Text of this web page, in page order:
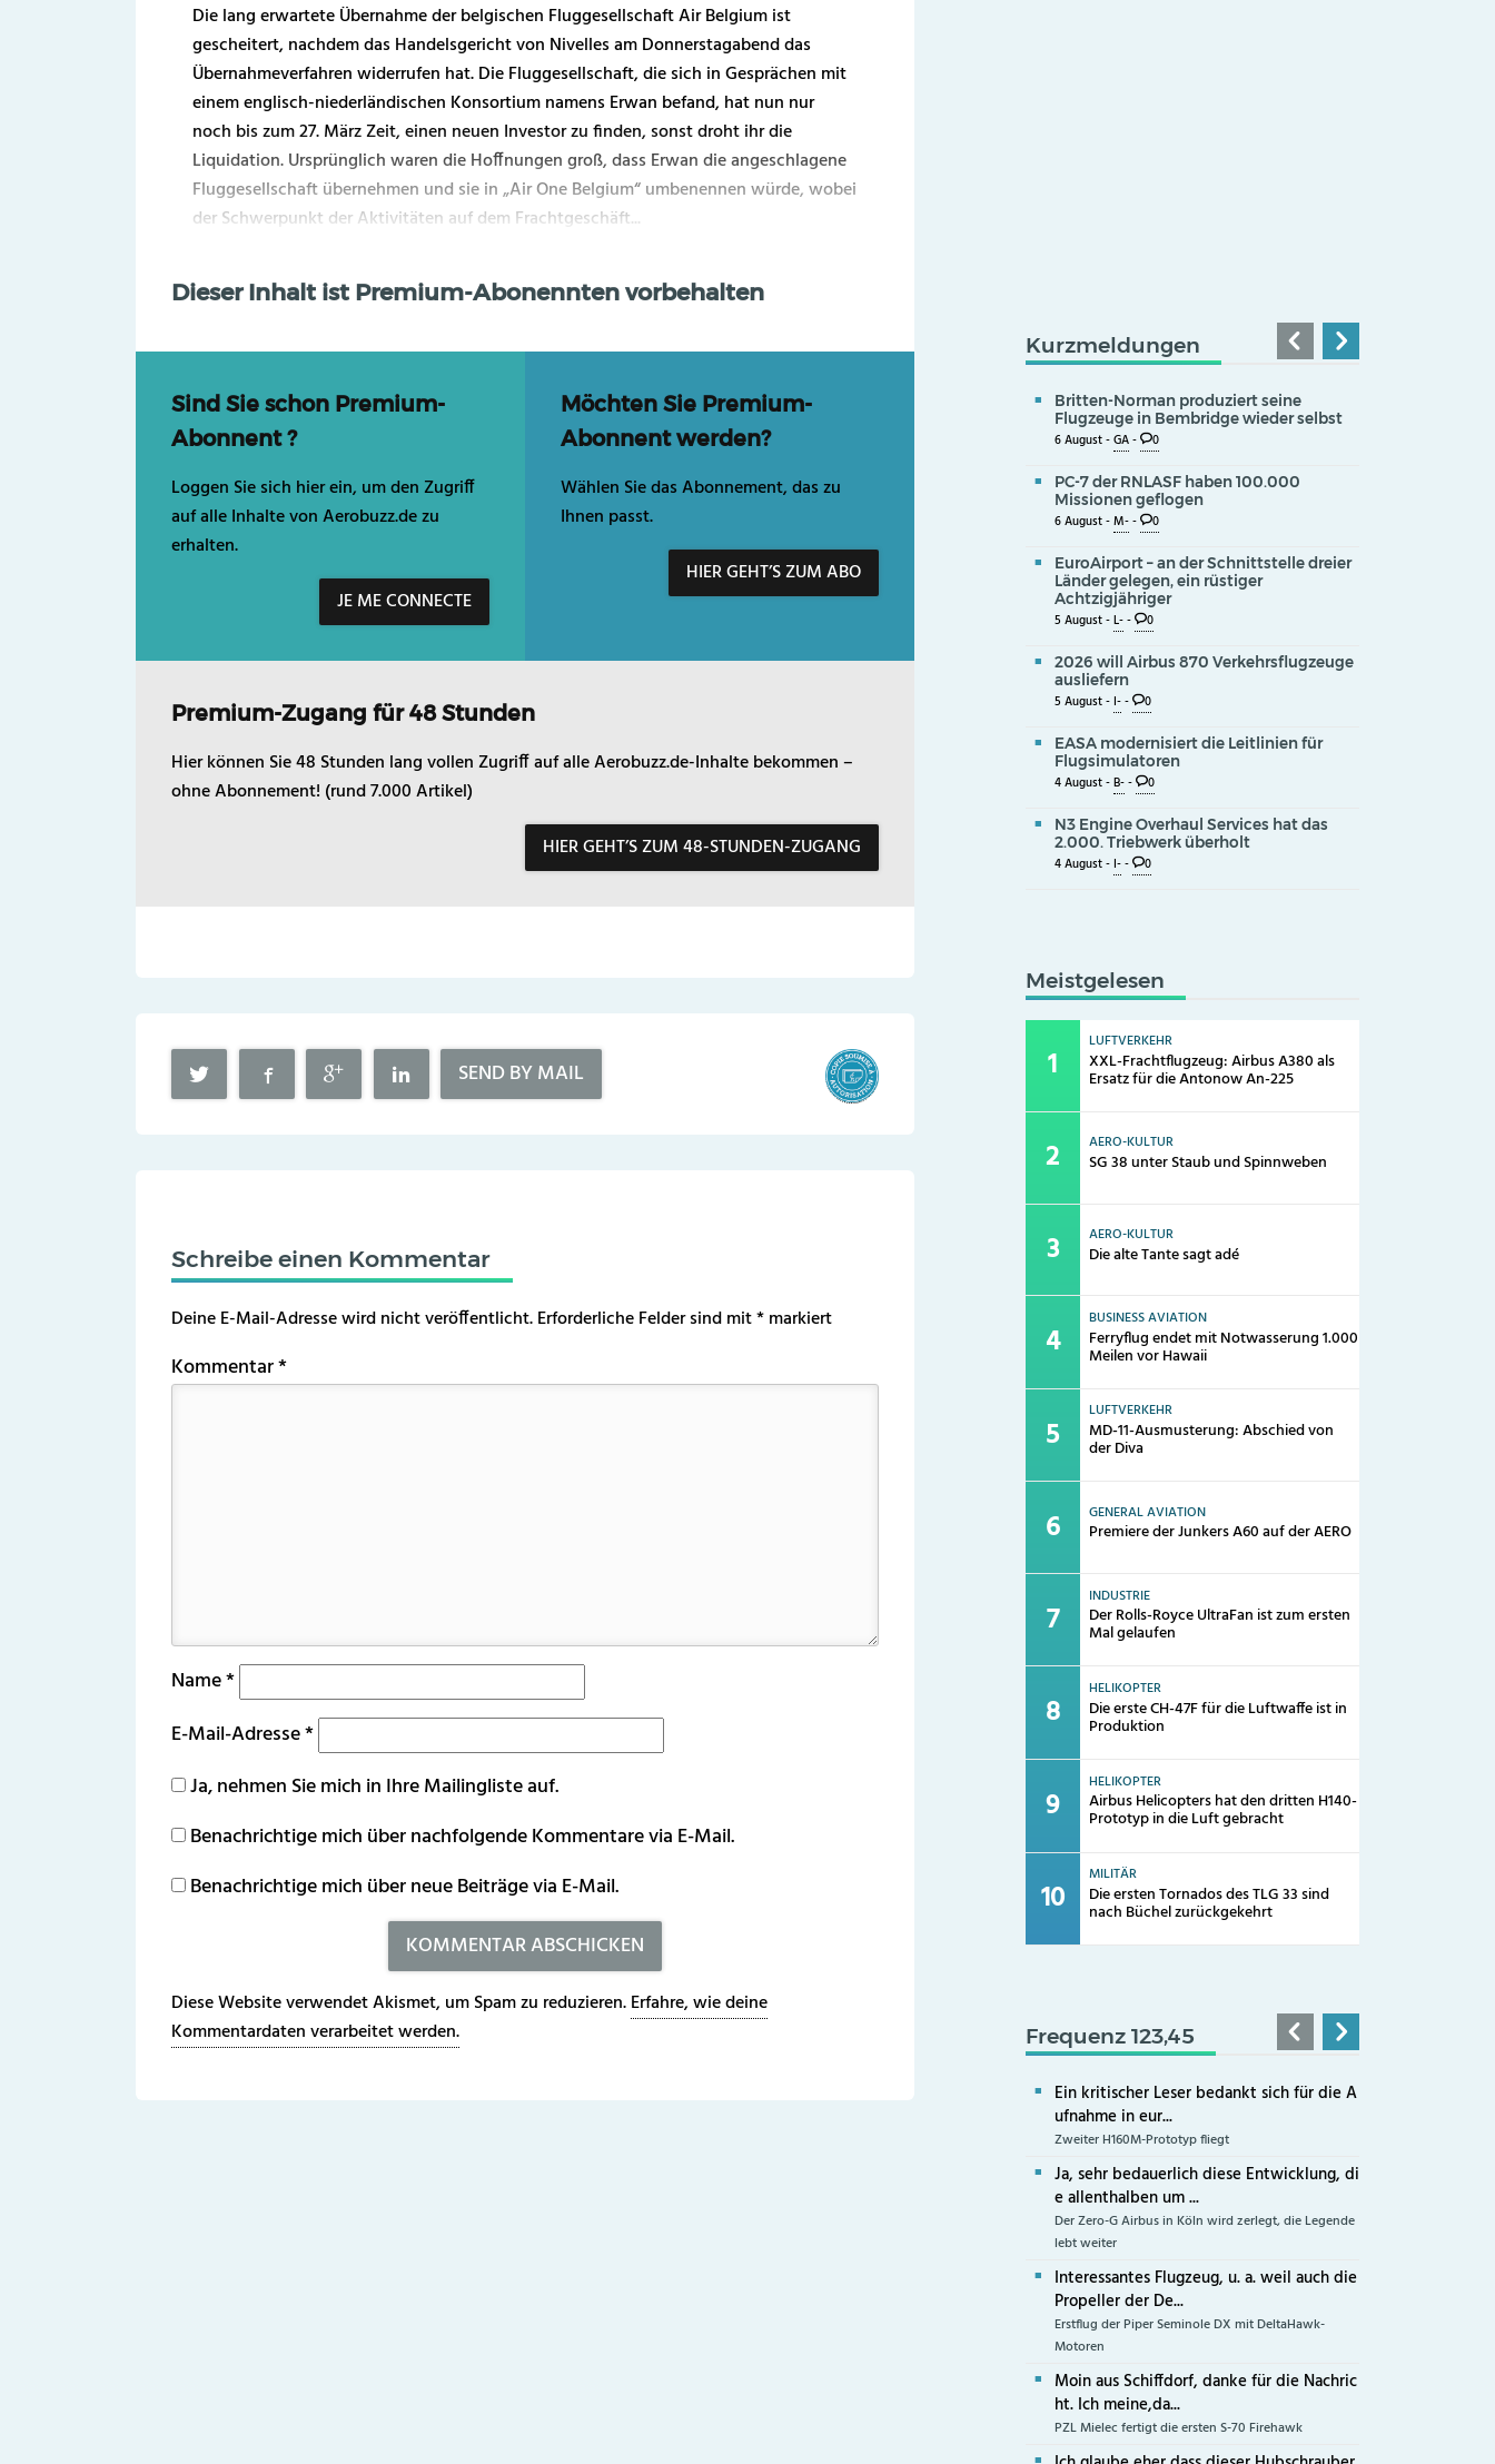
Die lang erwartete Übernahme der belgischen Fluggesellschaft Air Belgium ist
gescheitert, nachdem das Handelsgericht von Nivelles am Donnerstagabend das
Übernahmeverfahren widerrufen hat. Die Fluggesellschaft, die sich in Gesprächen mit
einem englisch-niederländischen Konsortium namens Erwan befand, hat nun nur
noch bis zum 27. März Zeit, einen neuen Investor zu finden, sonst droht ihr die
Liquidation. Ursprünglich waren die Hoffnungen groß, dass Erwan die angeschlagene
Fluggesellschaft übernehmen und sie in „Air One Belgium“ umbenennen würde, wobei
der Schwerpunkt der Aktivitäten auf dem Frachtgeschäft...
Dieser Inhalt ist Premium-Abonennten vorbehalten
Sind Sie schon Premium-
Abonnent ?
Loggen Sie sich hier ein, um den Zugriff
auf alle Inhalte von Aerobuzz.de zu
erhalten.
JE ME CONNECTE
Möchten Sie Premium-
Abonnent werden?
Wählen Sie das Abonnement, das zu
Ihnen passt.
HIER GEHT’S ZUM ABO
Premium-Zugang für 48 Stunden
Hier können Sie 48 Stunden lang vollen Zugriff auf alle Aerobuzz.de-Inhalte bekommen –
ohne Abonnement! (rund 7.000 Artikel)
HIER GEHT’S ZUM 48-STUNDEN-ZUGANG
SEND BY MAIL
Schreibe einen Kommentar
Deine E-Mail-Adresse wird nicht veröffentlicht.Erforderliche Felder sind mit*markiert
Kommentar*
Name*
E-Mail-Adresse*
Ja, nehmen Sie mich in Ihre Mailingliste auf.
Benachrichtige mich über nachfolgende Kommentare via E-Mail.
Benachrichtige mich über neue Beiträge via E-Mail.
Diese Website verwendet Akismet, um Spam zu reduzieren.Erfahre, wie deine
Kommentardaten verarbeitet werden.
Kurzmeldungen
Britten-Norman produziert seine
Flugzeuge in Bembridge wieder selbst
6 August -GA- 0
PC-7 der RNLASF haben 100.000
Missionen geflogen
6 August -M-- 0
EuroAirport – an der Schnittstelle dreier
Länder gelegen, ein rüstiger
Achtzigjähriger
5 August -L-- 0
2026 will Airbus 870 Verkehrsflugzeuge
ausliefern
5 August -I-- 0
EASA modernisiert die Leitlinien für
Flugsimulatoren
4 August -B-- 0
N3 Engine Overhaul Services hat das
2.000. Triebwerk überholt
4 August -I-- 0
Meistgelesen
LUFTVERKEHR
XXL-Frachtflugzeug: Airbus A380 als
Ersatz für die Antonow An-225
AERO-KULTUR
SG 38 unter Staub und Spinnweben
AERO-KULTUR
Die alte Tante sagt adé
BUSINESS AVIATION
Ferryflug endet mit Notwasserung 1.000
Meilen vor Hawaii
LUFTVERKEHR
MD-11-Ausmusterung: Abschied von
der Diva
GENERAL AVIATION
Premiere der Junkers A60 auf der AERO
INDUSTRIE
Der Rolls-Royce UltraFan ist zum ersten
Mal gelaufen
HELIKOPTER
Die erste CH-47F für die Luftwaffe ist in
Produktion
HELIKOPTER
Airbus Helicopters hat den dritten H140-
Prototyp in die Luft gebracht
MILITÄR
Die ersten Tornados des TLG 33 sind
nach Büchel zurückgekehrt
Frequenz 123,45
Ein kritischer Leser bedankt sich für die A
ufnahme in eur...
Zweiter H160M-Prototyp fliegt
Ja, sehr bedauerlich diese Entwicklung, di
e allenthalben um ...
Der Zero-G Airbus in Köln wird zerlegt, die Legende
lebt weiter
Interessantes Flugzeug, u. a. weil auch die
Propeller der De...
Erstflug der Piper Seminole DX mit DeltaHawk-
Motoren
Moin aus Schiffdorf, danke für die Nachric
ht. Ich meine,da...
PZL Mielec fertigt die ersten S-70 Firehawk